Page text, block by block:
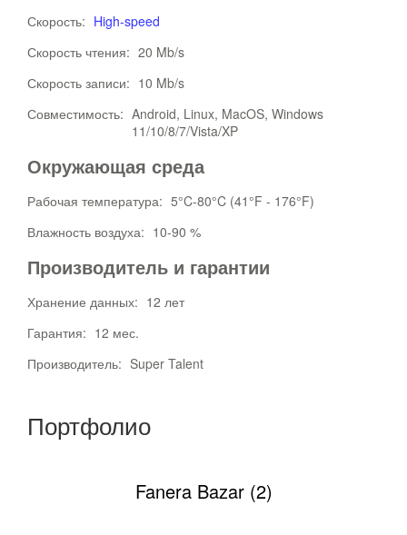
Скорость: High-speed
Скорость чтения: 20 Mb/s
Скорость записи: 10 Mb/s
Совместимость: Android, Linux, MacOS, Windows
11/10/8/7/Vista/XP
Окружающая среда
Рабочая температура: 5°C-80°C (41°F - 176°F)
Влажность воздуха: 10-90 %
Производитель и гарантии
Хранение данных: 12 лет
Гарантия: 12 мес.
Производитель: Super Talent
Портфолио
Fanera Bazar (2)